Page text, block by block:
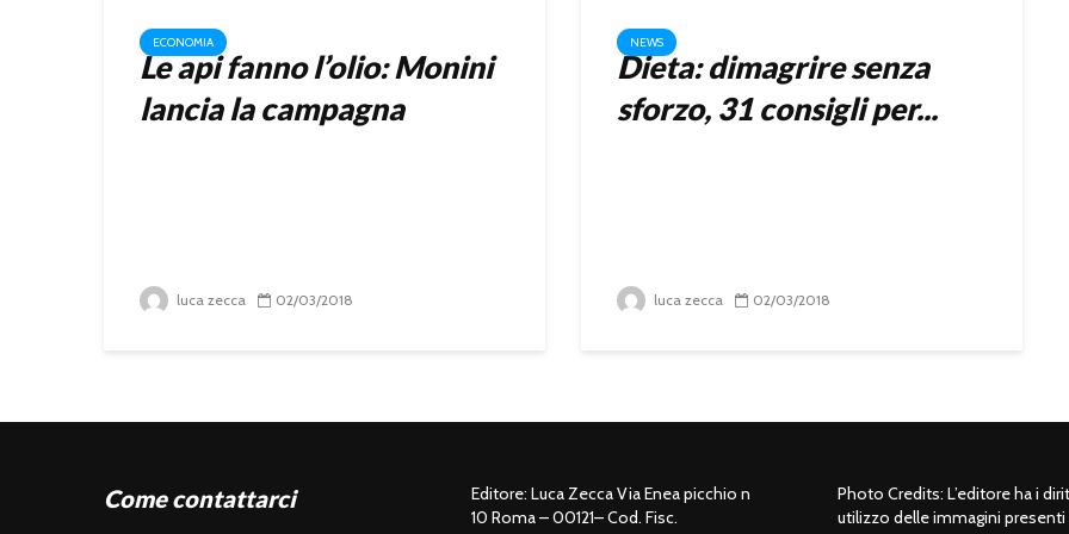
ECONOMIA
Le api fanno l’olio: Monini
lancia la campagna
luca zecca 02/03/2018
NEWS
Dieta: dimagrire senza
sforzo, 31 consigli per...
luca zecca 02/03/2018
Come contattarci
Editore: Luca Zecca Via Enea picchio n
10 Roma – 00121– Cod. Fisc.
Photo Credits: L’editore ha i
utilizzo delle immagini presenti